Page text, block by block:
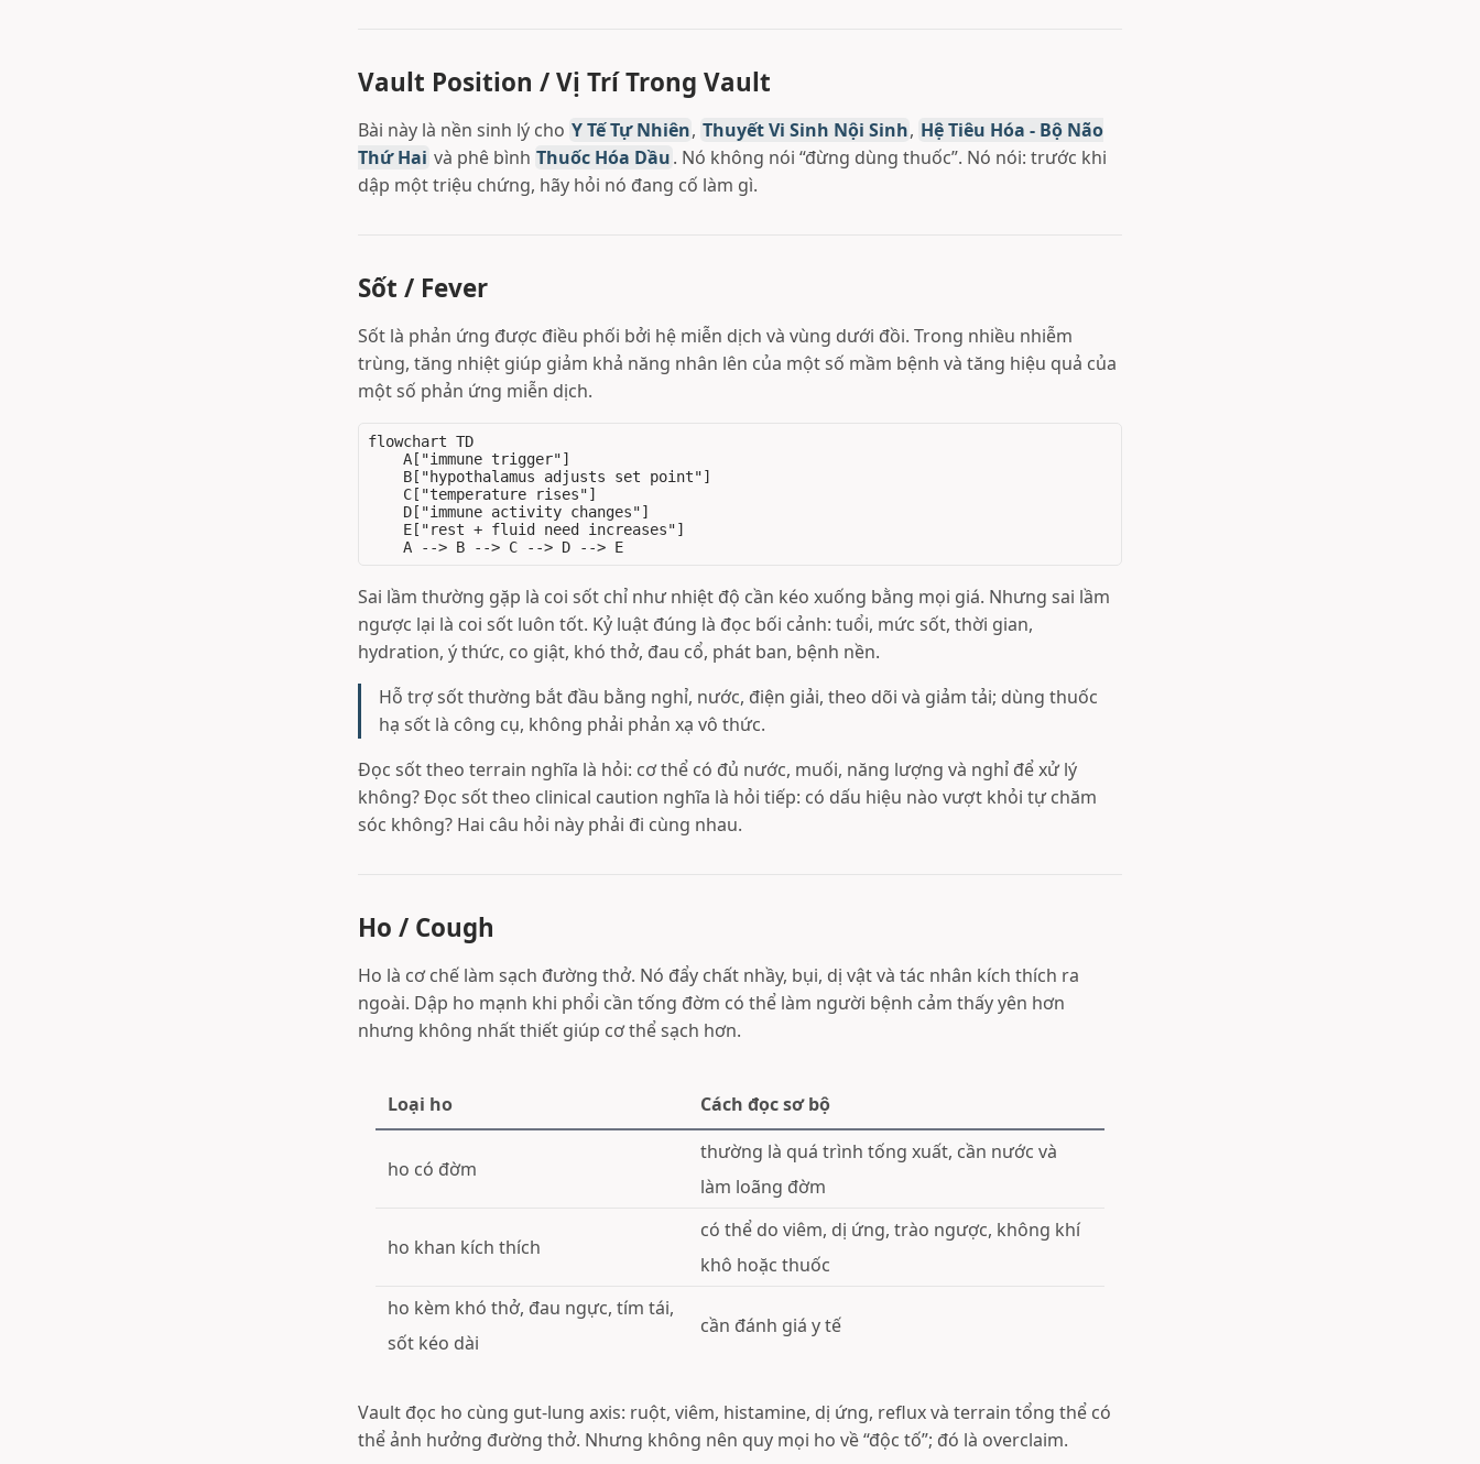
Vault Position / Vị Trí Trong Vault
Bài này là nền sinh lý cho Y Tế Tự Nhiên, Thuyết Vi Sinh Nội Sinh, Hệ Tiêu Hóa - Bộ Não
Thứ Hai và phê bình Thuốc Hóa Dầu. Nó không nói “đừng dùng thuốc”. Nó nói: trước khi
dập một triệu chứng, hãy hỏi nó đang cố làm gì.
Sốt / Fever
Sốt là phản ứng được điều phối bởi hệ miễn dịch và vùng dưới đồi. Trong nhiều nhiễm
trùng, tăng nhiệt giúp giảm khả năng nhân lên của một số mầm bệnh và tăng hiệu quả của
một số phản ứng miễn dịch.
flowchart TD
    A["immune trigger"]
    B["hypothalamus adjusts set point"]
    C["temperature rises"]
    D["immune activity changes"]
    E["rest + fluid need increases"]
Sai lầm thường gặp là coi sốt chỉ như nhiệt độ cần kéo xuống bằng mọi giá. Nhưng sai lầm
ngược lại là coi sốt luôn tốt. Kỷ luật đúng là đọc bối cảnh: tuổi, mức sốt, thời gian,
hydration, ý thức, co giật, khó thở, đau cổ, phát ban, bệnh nền.
Hỗ trợ sốt thường bắt đầu bằng nghỉ, nước, điện giải, theo dõi và giảm tải; dùng thuốc
hạ sốt là công cụ, không phải phản xạ vô thức.
Đọc sốt theo terrain nghĩa là hỏi: cơ thể có đủ nước, muối, năng lượng và nghỉ để xử lý
không? Đọc sốt theo clinical caution nghĩa là hỏi tiếp: có dấu hiệu nào vượt khỏi tự chăm
sóc không? Hai câu hỏi này phải đi cùng nhau.
Ho / Cough
Ho là cơ chế làm sạch đường thở. Nó đẩy chất nhầy, bụi, dị vật và tác nhân kích thích ra
ngoài. Dập ho mạnh khi phổi cần tống đờm có thể làm người bệnh cảm thấy yên hơn
nhưng không nhất thiết giúp cơ thể sạch hơn.
Loại ho Cách đọc sơ bộ
ho có đờm
thường là quá trình tống xuất, cần nước và
làm loãng đờm
ho khan kích thích
có thể do viêm, dị ứng, trào ngược, không khí
khô hoặc thuốc
ho kèm khó thở, đau ngực, tím tái,
sốt kéo dài
cần đánh giá y tế
Vault đọc ho cùng gut-lung axis: ruột, viêm, histamine, dị ứng, reflux và terrain tổng thể có
thể ảnh hưởng đường thở. Nhưng không nên quy mọi ho về “độc tố”; đó là overclaim.